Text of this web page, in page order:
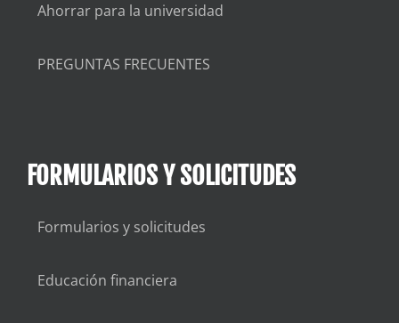
Ahorrar para la universidad
PREGUNTAS FRECUENTES
FORMULARIOS Y SOLICITUDES
Formularios y solicitudes
Educación financiera